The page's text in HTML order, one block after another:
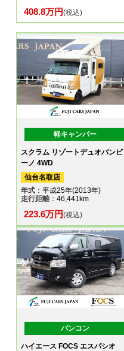
408.8万円(税込)
軽キャンパー
スクラム リゾートデュオバンビ
ーノ 4WD
仙台名取店
年式 ：平成25年(2013年)
走行距離：46,441km
223.6万円(税込)
バンコン
ハイエース FOCS エスパシオ